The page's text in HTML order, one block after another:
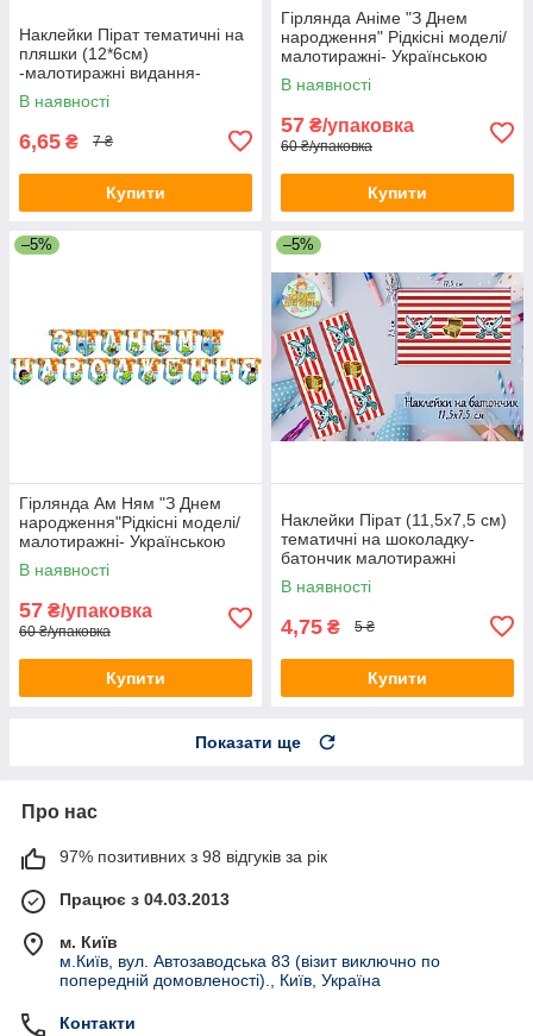
Наклейки Пірат тематичні на
пляшки (12*6см)
-малотиражні видання-
В наявності
6,65 ₴ 7 ₴
Купити
Гірлянда Аніме "З Днем
народження" Рідкісні моделі/
малотиражні- Українською
В наявності
57 ₴/упаковка
60 ₴/упаковка
Купити
–5%
Гірлянда Ам Ням "З Днем
народження"Рідкісні моделі/
малотиражні- Українською
В наявності
57 ₴/упаковка
60 ₴/упаковка
Купити
–5%
Наклейки Пірат (11,5х7,5 см)
тематичні на шоколадку-
батончик малотиражні
видання-
В наявності
4,75 ₴ 5 ₴
Купити
Показати ще
Про нас
97% позитивних з 98 відгуків за рік
Працює з 04.03.2013
м. Київ
м.Київ, вул. Автозаводська 83 (візит виключно по
попередній домовленості)., Київ, Україна
Контакти